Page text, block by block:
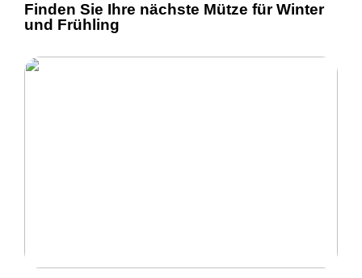
Finden Sie Ihre nächste Mütze für Winter
und Frühling